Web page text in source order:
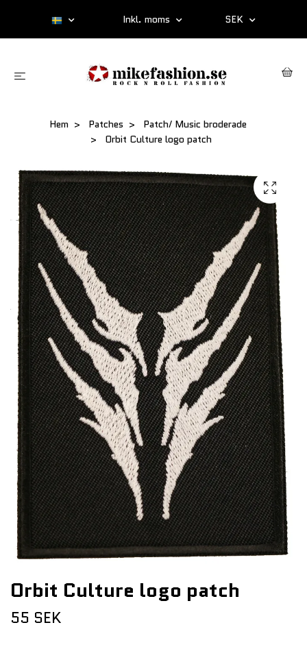
Inkl. moms SEK
Hem Patches
Patch/ Music broderade
Orbit Culture logo patch
Orbit Culture logo patch
55 SEK